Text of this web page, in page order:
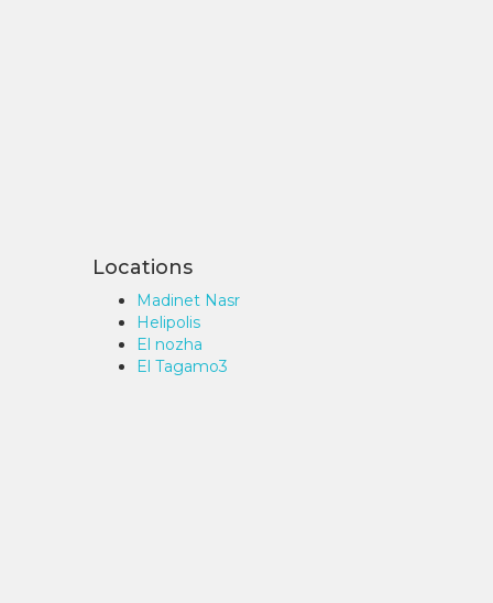
Locations
Madinet Nasr
Helipolis
El nozha
El Tagamo3